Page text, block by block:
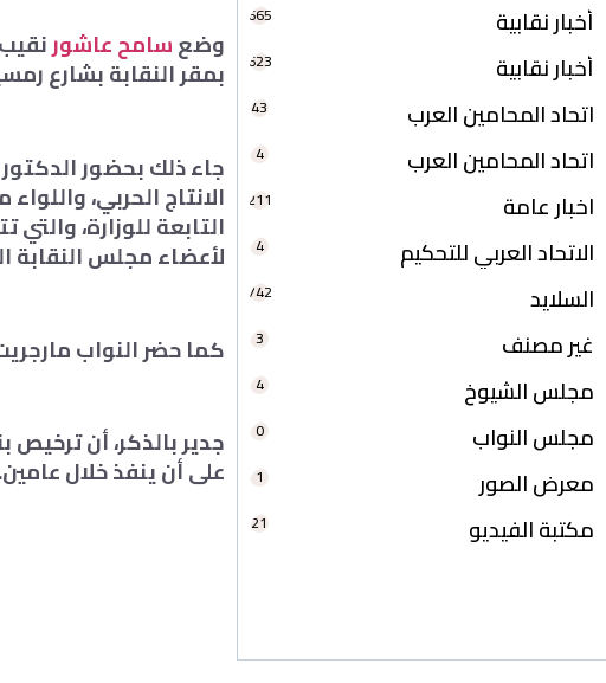
أخبار نقابية 665
أخبار نقابية 623
اتحاد المحامين العرب 43
اتحاد المحامين العرب 4
اخبار عامة 211
الاتحاد العربي للتحكيم 4
السلايد 742
غير مصنف 3
مجلس الشيوخ 4
مجلس النواب 0
معرض الصور 1
مكتبة الفيديو 21
وضعسامح عاشورنقيب
بمقر النقابة بشارع
جاء ذلك بحضور
الانتاج الحربي،
التابعة للوزارة،
لأعضاء مجلس النقابة
كما حضر النواب
على أن ينفذ خلال عامين.